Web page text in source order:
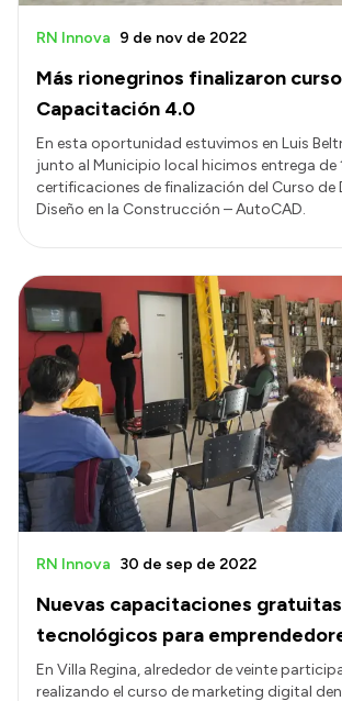
Más rionegrinos finalizaron
Capacitación 4.0
RN Innova 9 de nov de 2022
En esta oportunidad estuvimos en Luis
junto al Municipio local hicimos entrega de
certificaciones de finalización del Curso de
Diseño en la Construcción – AutoCAD.
Nuevas capacitaciones
tecnológicos para
RN Innova 30 de sep de 2022
En Villa Regina, alrededor de veinte
realizando el curso de marketing digital